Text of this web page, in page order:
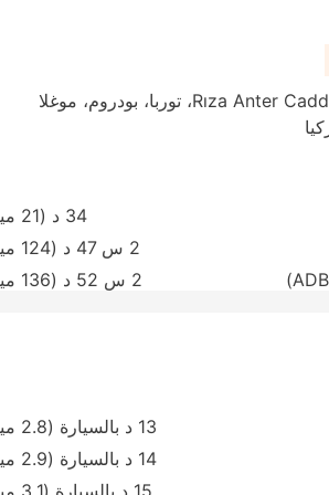
Rıza Anter Caddesi No:47/A-1, Torba، توربا، بودروم، موغلا
34 د ( 21 ميل
2 س 47 د ( 124 ميل
2 س 52 د ( 136 ميل
13 د بالسيارة (2.8 ميل)
14 د بالسيارة (2.9 ميل)